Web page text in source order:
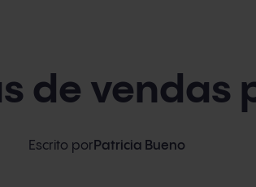
de vendas
Escrito por Patricia Bueno